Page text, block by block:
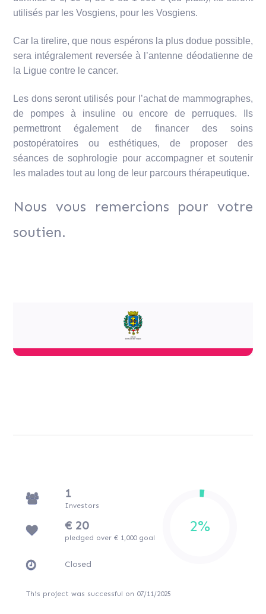
utilisés par les Vosgiens, pour les Vosgiens.
Car la tirelire, que nous espérons la plus dodue possible,
sera intégralement reversée à l’antenne déodatienne de
la Ligue contre le cancer.
Les dons seront utilisés pour l’achat de mammographes,
de pompes à insuline ou encore de perruques. Ils
permettront également de financer des soins
postopératoires ou esthétiques, de proposer des
séances de sophrologie pour accompagner et soutenir
les malades tout au long de leur parcours thérapeutique.
Nous vous remercions pour votre
soutien.
1
Investors
€ 20
pledged over € 1,000 goal
Closed
This project was successful on 07/11/2025